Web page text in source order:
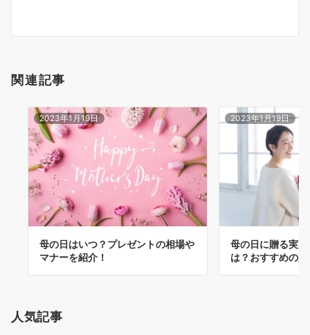
ン
関連記事
2023年1月19日
母の日はいつ？プレゼントの相場や
マナーを紹介！
2023年1月19日
母の日に贈る実
は？おすすめの
人気記事